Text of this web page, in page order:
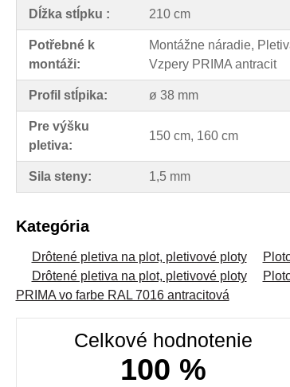
Dĺžka stĺpku : 210 cm
Potřebné k
montáži:
Montážne náradie,
Vzpery PRIMA antracit
Profil stĺpika: ø 38 mm
Pre výšku
pletiva:
150 cm, 160 cm
Sila steny: 1,5 mm
Kategória
Drôtené pletiva na plot, pletivové ploty
Drôtené pletiva na plot, pletivové ploty
PRIMA vo farbe RAL 7016 antracitová
Celkové hodnotenie
100 %